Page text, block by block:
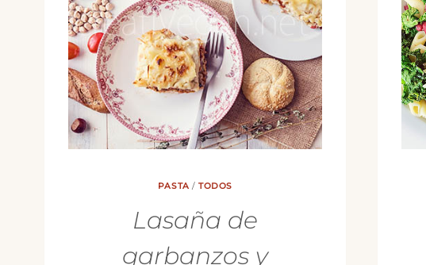
PASTA /TODOS
Lasaña de
garbanzos y